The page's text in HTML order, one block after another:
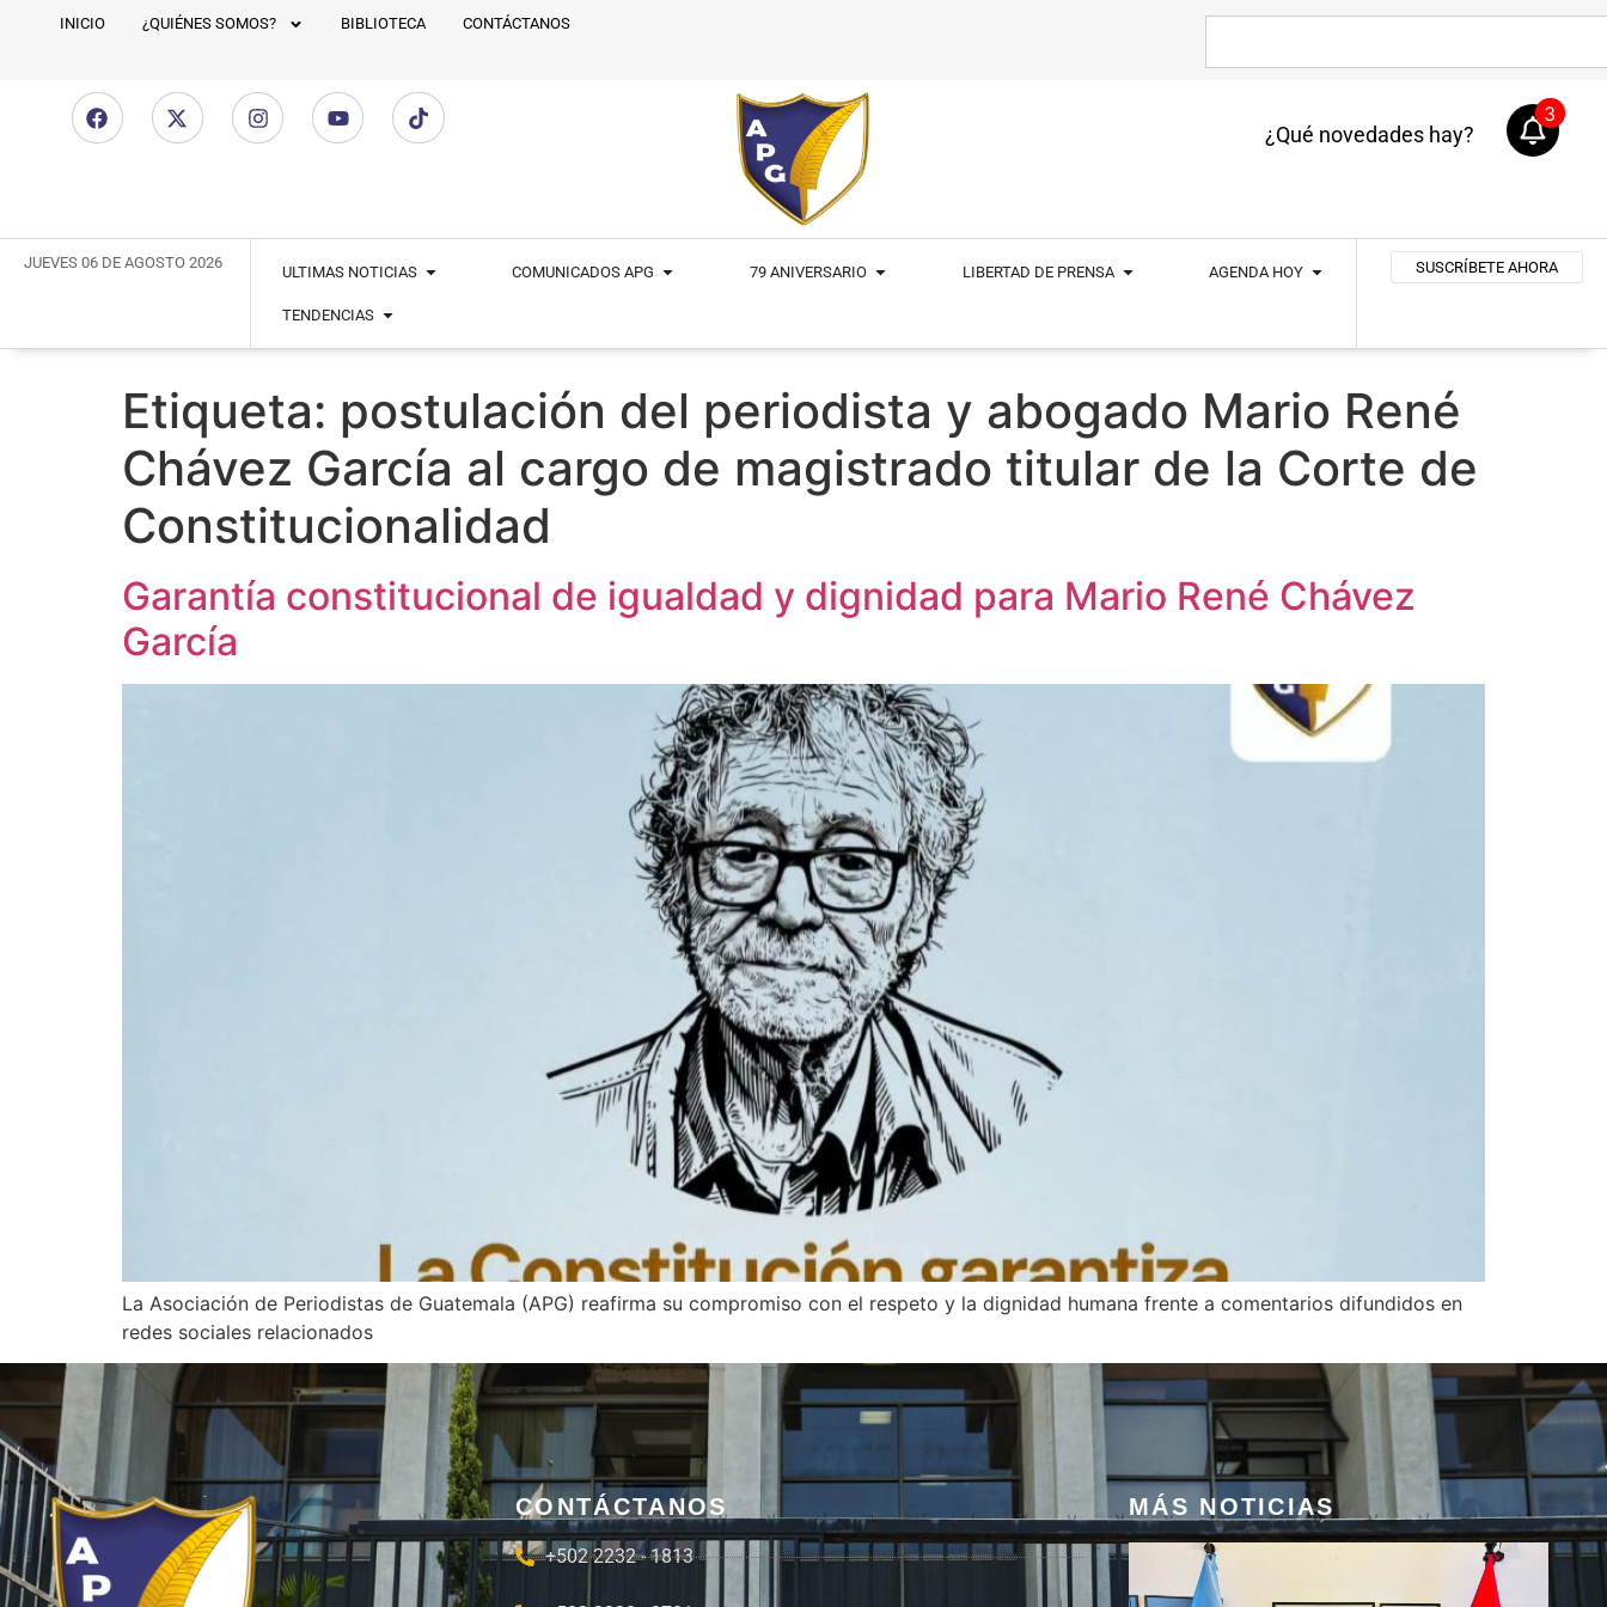
INICIO ¿QUIÉNES SOMOS? BIBLIOTECA CONTÁCTANOS
¿Qué novedades hay?
3
JUEVES 06 DE AGOSTO 2026
ULTIMAS NOTICIAS COMUNICADOS APG 79 ANIVERSARIO LIBERTAD DE PRENSA AGENDA HOY
TENDENCIAS
SUSCRÍBETE AHORA
Etiqueta: postulación del periodista y abogado Mario René
Chávez García al cargo de magistrado titular de la Corte de
Constitucionalidad
Garantía constitucional de igualdad y dignidad para Mario René Chávez
García
La Asociación de Periodistas de Guatemala (APG) reafirma su compromiso con el respeto y la dignidad humana frente a comentarios difundidos en
redes sociales relacionados
CONTÁCTANOS
+502 2232 - 1813
MÁS NOTICIAS